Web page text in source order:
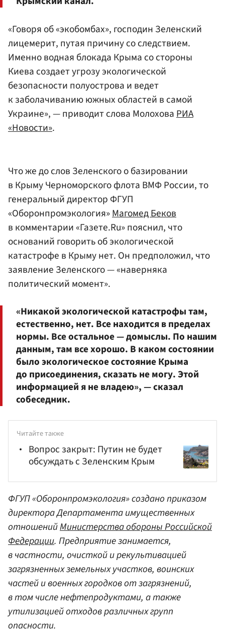
«Говоря об «экобомбах», господин Зеленский
лицемерит, путая причину со следствием.
Именно водная блокада Крыма со стороны
Киева создает угрозу экологической
безопасности полуострова и ведет
к заболачиванию южных областей в самой
Украине», — приводит слова МолоховаРИА
«Новости».
Что же до слов Зеленского о базировании
в Крыму Черноморского флота ВМФ России, то
генеральный директор ФГУП
«Оборонпромэкология»Магомед Беков
в комментарии «Газете.Ru» пояснил, что
оснований говорить об экологической
катастрофе в Крыму нет. Он предположил, что
заявление Зеленского — «наверняка
политический момент».
«Никакой экологической катастрофы там,
естественно, нет. Все находится в пределах
нормы. Все остальное — домыслы. По нашим
данным, там все хорошо. В каком состоянии
было экологическое состояние Крыма
до присоединения, сказать не могу. Этой
информацией я не владею», — сказал
собеседник.
Читайте также
Вопрос закрыт: Путин не будет
обсуждать с Зеленским Крым
ФГУП «Оборонпромэкология» создано приказом
директора Департамента имущественных
отношенийМинистерства обороны Российской
Федерации. Предприятие занимается,
в частности, очисткой и рекультивацией
загрязненных земельных участков, воинских
частей и военных городков от загрязнений,
в том числе нефтепродуктами, а также
утилизацией отходов различных групп
опасности.